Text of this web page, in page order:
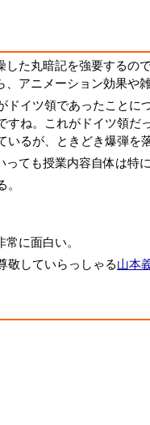
た丸暗記を強要するの
、アニメーション効果や
ドイツ領であったこと
すね。これがドイツ領だ
いるが、ときどき爆弾
ても授業内容自体は特に
に面白い。
敬していらっしゃる山本